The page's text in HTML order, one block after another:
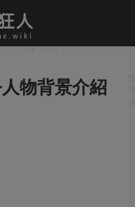
人物背景介紹